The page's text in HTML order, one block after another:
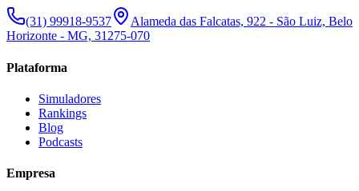
(31) 99918-9537
Alameda das Falcatas, 922 - São Luiz, Belo
Horizonte - MG, 31275-070
Plataforma
Simuladores
Rankings
Blog
Podcasts
Empresa